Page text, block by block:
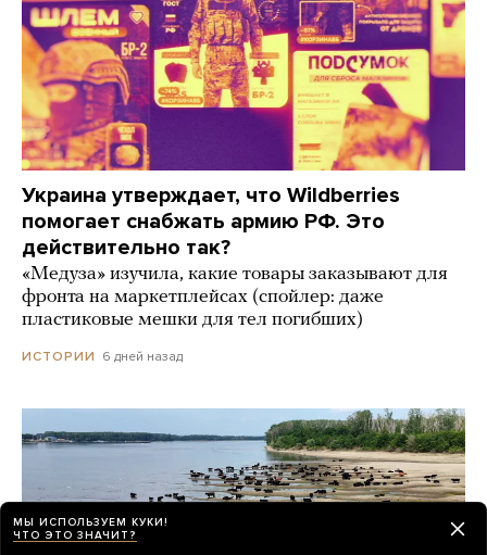
Украина утверждает, что Wildberries
помогает снабжать армию РФ. Это
действительно так?
«Медуза» изучила, какие товары заказывают для
фронта на маркетплейсах (спойлер: даже
пластиковые мешки для тел погибших)
ИСТОРИИ 6 дней назад
МЫ ИСПОЛЬЗУЕМ КУКИ!
ЧТО ЭТО ЗНАЧИТ?